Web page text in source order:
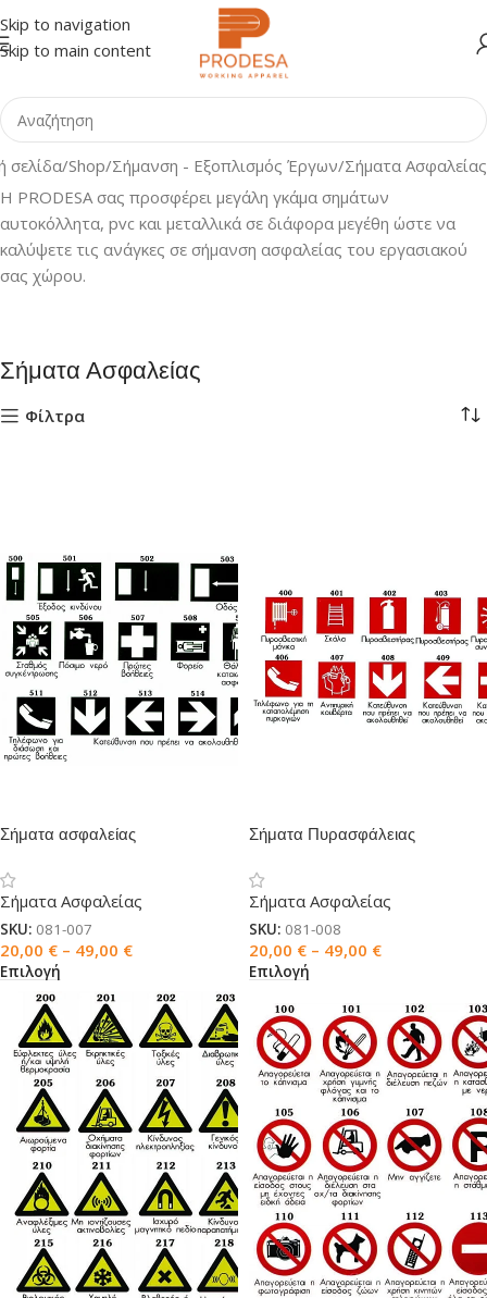
Skip to navigation
Skip to main content
σελίδα Shop Σήμανση - Εξοπλισμός Έργων Σήματα Ασφαλείας
Η PRODESA σας προσφέρει μεγάλη γκάμα σημάτων
αυτοκόλλητα, pvc και μεταλλικά σε διάφορα μεγέθη ώστε να
καλύψετε τις ανάγκες σε σήμανση ασφαλείας του εργασιακού
σας χώρου.
Σήματα Ασφαλείας
Φίλτρα
Σήματα ασφαλείας
Σήματα Ασφαλείας
SKU: 081-007
20,00 € – 49,00 €
Επιλογή
Σήματα Πυρασφάλειας
Σήματα Ασφαλείας
SKU: 081-008
20,00 € – 49,00 €
Επιλογή